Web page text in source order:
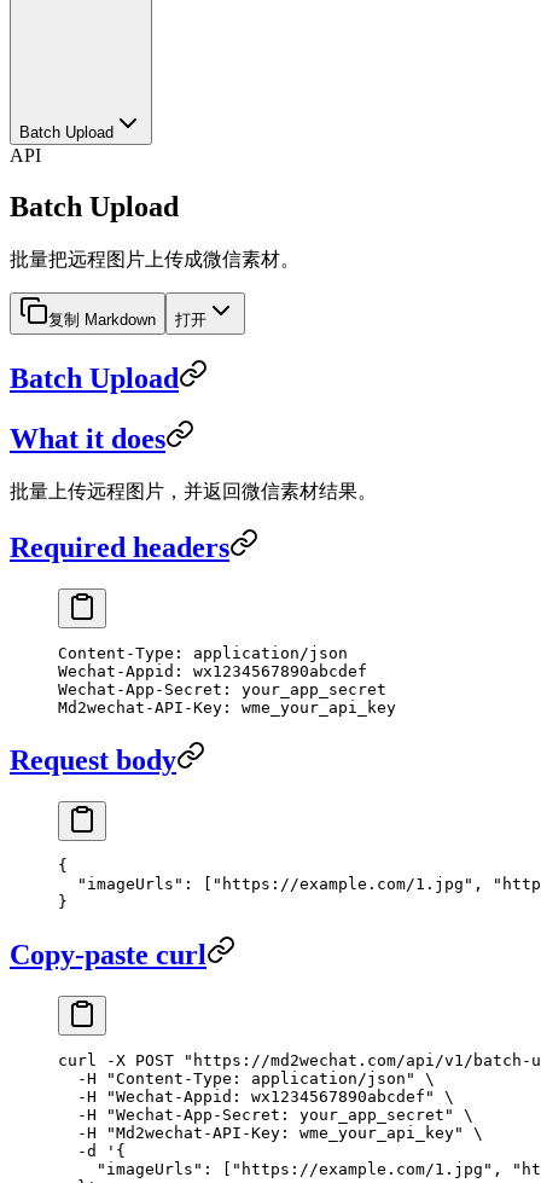
Batch Upload
API
Batch Upload
批量把远程图片上传成微信素材。
复制 Markdown 打开
Batch Upload
What it does
批量上传远程图片，并返回微信素材结果。
Required headers
Content-Type: application/json
Wechat-Appid: wx1234567890abcdef
Wechat-App-Secret: your_app_secret
Md2wechat-API-Key: wme_your_api_key
Request body
{
  "imageUrls"
: [ "https://example.com/1.jpg" ,
}
Copy-paste curl
curl -X POST "https://md2wechat.com/api/v1/batch-
  -H
"Content-Type: application/json"
\
  -H
"Wechat-Appid: wx1234567890abcdef"
\
  -H
"Wechat-App-Secret: your_app_secret"
\
  -H
"Md2wechat-API-Key: wme_your_api_key"
\
  -d
'{
"imageUrls": ["https://example.com/1.jpg",